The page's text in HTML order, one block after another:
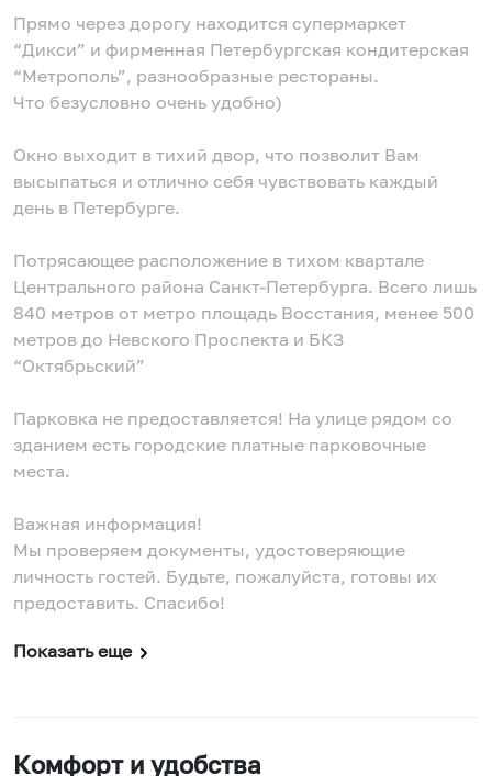
Прямо через дорогу находится супермаркет
“Дикси” и фирменная Петербургская кондитерская
“Метрополь”, разнообразные рестораны.
Что безусловно очень удобно)
Окно выходит в тихий двор, что позволит Вам
высыпаться и отлично себя чувствовать каждый
день в Петербурге.
Потрясающее расположение в тихом квартале
Центрального района Санкт-Петербурга. Всего лишь
840 метров от метро площадь Восстания, менее 500
метров до Невского Проспекта и БКЗ
“Октябрьский”
Парковка не предоставляется! На улице рядом со
зданием есть городские платные парковочные
места.
Важная информация!
Мы проверяем документы, удостоверяющие
личность гостей. Будьте, пожалуйста, готовы их
предоставить. Спасибо!
Показать еще
Комфорт и удобства